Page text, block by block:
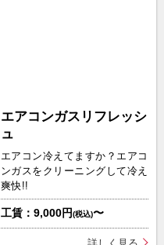
エアコンガスリフレッシ
ュ
エアコン冷えてますか？エアコ
ンガスをクリーニングして冷え
爽快!!
工賃：9,000円(税込)〜